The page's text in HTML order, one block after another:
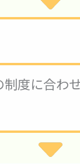
度に合わ